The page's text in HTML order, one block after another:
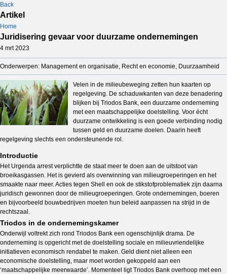
Back
Artikel
Home
Juridisering gevaar voor duurzame ondernemingen
4 mrt 2023
Onderwerpen: Management en organisatie, Recht en economie, Duurzaamheid
Velen in de milieubeweging zetten hun kaarten op
regelgeving. De schaduwkanten van deze benadering
blijken bij Triodos Bank, een duurzame onderneming
met een maatschappelijke doelstelling. Voor écht
duurzame ontwikkeling is een goede verbinding nodig
tussen geld en duurzame doelen. Daarin heeft
regelgeving slechts een ondersteunende rol.
Introductie
Het Urgenda arrest verplichtte de staat meer te doen aan de uitstoot van
broeikasgassen. Het is gevierd als overwinning van milieugroeperingen en het
smaakte naar meer. Acties tegen Shell en ook de stikstofproblematiek zijn daarna
juridisch gewonnen door de milieugroeperingen. Grote ondernemingen, boeren
en bijvoorbeeld bouwbedrijven moeten hun beleid aanpassen na strijd in de
rechtszaal.
Triodos in de ondernemingskamer
Onderwijl voltrekt zich rond Triodos Bank een ogenschijnlijk drama. De
onderneming is opgericht met de doelstelling sociale en milieuvriendelijke
initiatieven economisch rendabel te maken. Geld dient niet alleen een
economische doelstelling, maar moet worden gekoppeld aan een
‘maatschappelijke meerwaarde’. Momenteel ligt Triodos Bank overhoop met een